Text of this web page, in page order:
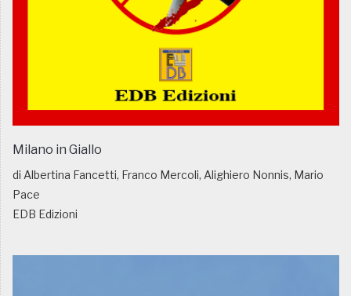
Milano in Giallo
di Albertina Fancetti, Franco Mercoli, Alighiero Nonnis, Mario
Pace
EDB Edizioni